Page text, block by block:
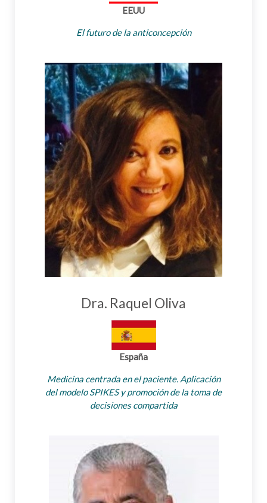
EEUU
El futuro de la anticoncepción
Dra. Raquel Oliva
España
Medicina centrada en el paciente. Aplicación
del modelo SPIKES y promoción de la toma de
decisiones compartida